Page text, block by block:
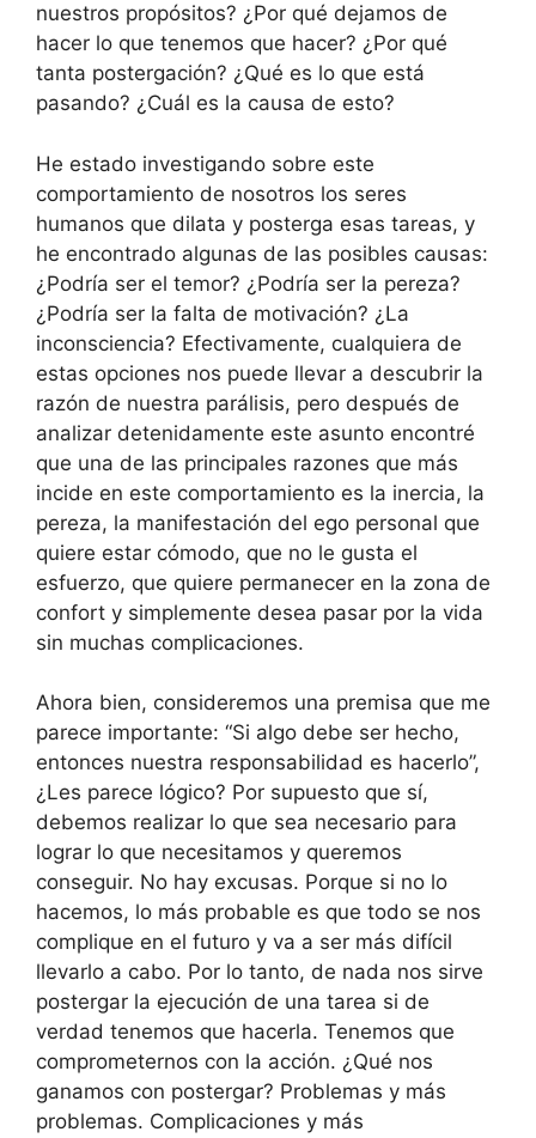
nuestros propósitos? ¿Por qué dejamos de
hacer lo que tenemos que hacer? ¿Por qué
tanta postergación? ¿Qué es lo que está
pasando? ¿Cuál es la causa de esto?
He estado investigando sobre este
comportamiento de nosotros los seres
humanos que dilata y posterga esas tareas, y
he encontrado algunas de las posibles causas:
¿Podría ser el temor? ¿Podría ser la pereza?
¿Podría ser la falta de motivación? ¿La
inconsciencia? Efectivamente, cualquiera de
estas opciones nos puede llevar a descubrir la
razón de nuestra parálisis, pero después de
analizar detenidamente este asunto encontré
que una de las principales razones que más
incide en este comportamiento es la inercia, la
pereza, la manifestación del ego personal que
quiere estar cómodo, que no le gusta el
esfuerzo, que quiere permanecer en la zona de
confort y simplemente desea pasar por la vida
sin muchas complicaciones.
Ahora bien, consideremos una premisa que me
parece importante: “Si algo debe ser hecho,
entonces nuestra responsabilidad es hacerlo”,
¿Les parece lógico? Por supuesto que sí,
debemos realizar lo que sea necesario para
lograr lo que necesitamos y queremos
conseguir. No hay excusas. Porque si no lo
hacemos, lo más probable es que todo se nos
complique en el futuro y va a ser más difícil
llevarlo a cabo. Por lo tanto, de nada nos sirve
postergar la ejecución de una tarea si de
verdad tenemos que hacerla. Tenemos que
comprometernos con la acción. ¿Qué nos
ganamos con postergar? Problemas y más
problemas. Complicaciones y más